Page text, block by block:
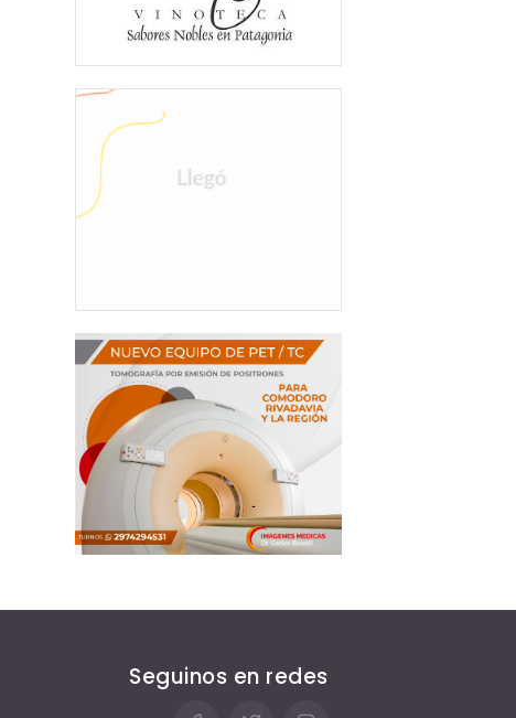
Seguinos en redes